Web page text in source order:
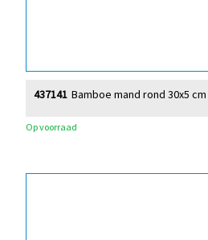
Bamboe mand rond 30x5 cm
437141
Op voorraad